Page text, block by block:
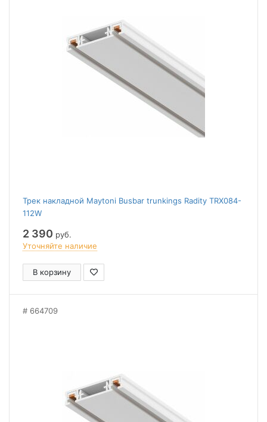
Трек накладной Maytoni Busbar trunkings Radity TRX084-
112W
2 390 руб.
Уточняйте наличие
В корзину
664709